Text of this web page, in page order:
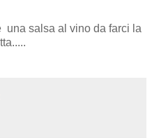
una salsa al vino da farci la